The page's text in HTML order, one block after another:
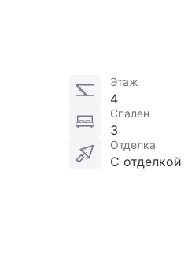
Этаж
4
Спален
3
Отделка
С отделкой